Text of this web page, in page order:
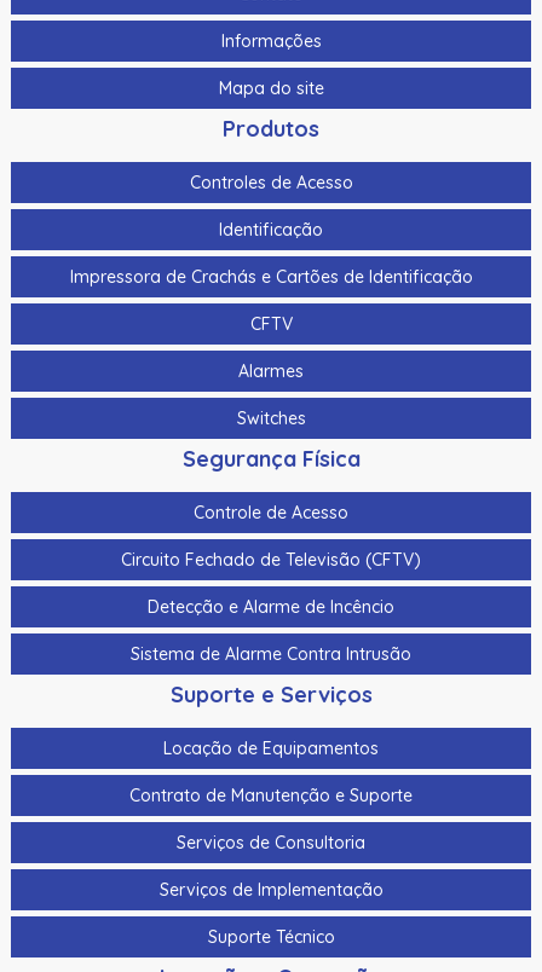
Informações
Mapa do site
Produtos
Controles de Acesso
Identificação
Impressora de Crachás e Cartões de Identificação
CFTV
Alarmes
Switches
Segurança Física
Controle de Acesso
Circuito Fechado de Televisão (CFTV)
Detecção e Alarme de Incêncio
Sistema de Alarme Contra Intrusão
Suporte e Serviços
Locação de Equipamentos
Contrato de Manutenção e Suporte
Serviços de Consultoria
Serviços de Implementação
Suporte Técnico